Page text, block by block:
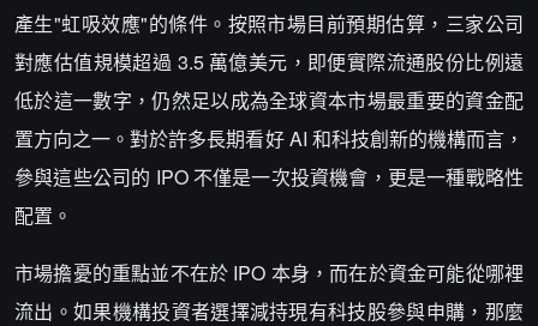
產生"虹吸效應"的條件。按照市場目前預期估算，三家公司
對應估值規模超過 3.5 萬億美元，即便實際流通股份比例遠
低於這一數字，仍然足以成為全球資本市場最重要的資金配
置方向之一。對於許多長期看好 AI 和科技創新的機構而言，
參與這些公司的 IPO 不僅是一次投資機會，更是一種戰略性
配置。
市場擔憂的重點並不在於 IPO 本身，而在於資金可能從哪裡
流出。如果機構投資者選擇減持現有科技股參與申購，那麼